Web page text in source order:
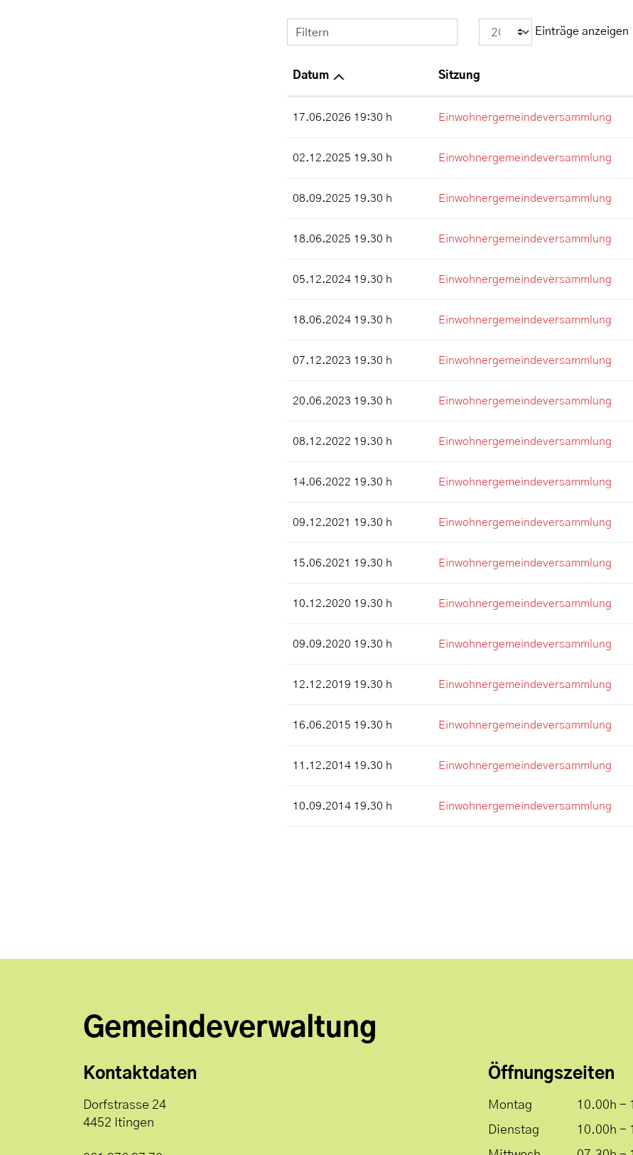
Filtern Einträge anzeigen
Datum Sitzung
17.06.2026 19:30 h Einwohnergemeindeversammlung
02.12.2025 19.30 h Einwohnergemeindeversammlung
08.09.2025 19.30 h Einwohnergemeindeversammlung
18.06.2025 19.30 h Einwohnergemeindeversammlung
05.12.2024 19.30 h Einwohnergemeindeversammlung
18.06.2024 19.30 h Einwohnergemeindeversammlung
07.12.2023 19.30 h Einwohnergemeindeversammlung
20.06.2023 19.30 h Einwohnergemeindeversammlung
08.12.2022 19.30 h Einwohnergemeindeversammlung
14.06.2022 19.30 h Einwohnergemeindeversammlung
09.12.2021 19.30 h Einwohnergemeindeversammlung
15.06.2021 19.30 h Einwohnergemeindeversammlung
10.12.2020 19.30 h Einwohnergemeindeversammlung
09.09.2020 19.30 h Einwohnergemeindeversammlung
12.12.2019 19.30 h Einwohnergemeindeversammlung
16.06.2015 19.30 h Einwohnergemeindeversammlung
11.12.2014 19.30 h Einwohnergemeindeversammlung
10.09.2014 19.30 h Einwohnergemeindeversammlung
Gemeindeverwaltung
Kontaktdaten
Dorfstrasse 24
4452 Itingen
Öffnungszeiten
Montag 10.00h -
Dienstag
10.00h -